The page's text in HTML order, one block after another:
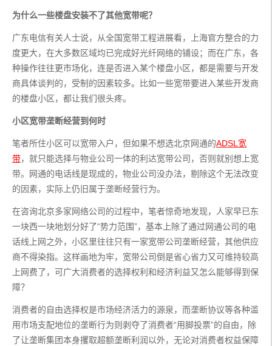
为什么一些楼盘安装不了其他宽带呢？
广东电信有关人士说，从全国宽带工程进展看，上海官方整合的力
度更大，在大多数区域均已完成好光纤网络的铺设；而在广东，各
种操作往往更市场化，连是否进入某个楼盘小区，都是需要与开发
商具体谈判的，受制的因素较多。比如一些宽带要进入某些开发商
的楼盘小区，都让我们很头疼。
小区宽带垄断经营到何时
笔者所住小区可以宽带入户，但如果不想选北京网通的ADSL宽
带，就只能选择与物业公司一体的利达宽带公司，否则就别想上宽
带。网通的电话线是现成的，物业公司没办法，剔除这个无法改变
的因素，实际上仍旧属于垄断经营行为。
在咨询北京多家网络公司的过程中，笔者惊奇地发现，人家早已东
一块西一块地划分好了“势力范围”，基本上除了通过网通公司的电
话线上网之外，小区里往往只有一家宽带公司垄断经营，其他供应
商不得染指。这样画地为牢，宽带公司倒是省心省力又可维持较高
上网费了，可广大消费者的选择权利和经济利益又怎么能够得到保
障？
消费者的自由选择权是市场经济活力的源泉，而垄断协议等各种滥
用市场支配地位的垄断行为则剥夺了消费者“用脚投票”的自由，除
了让垄断集团本身攫取超额垄断利润以外，无论对消费者权益保障